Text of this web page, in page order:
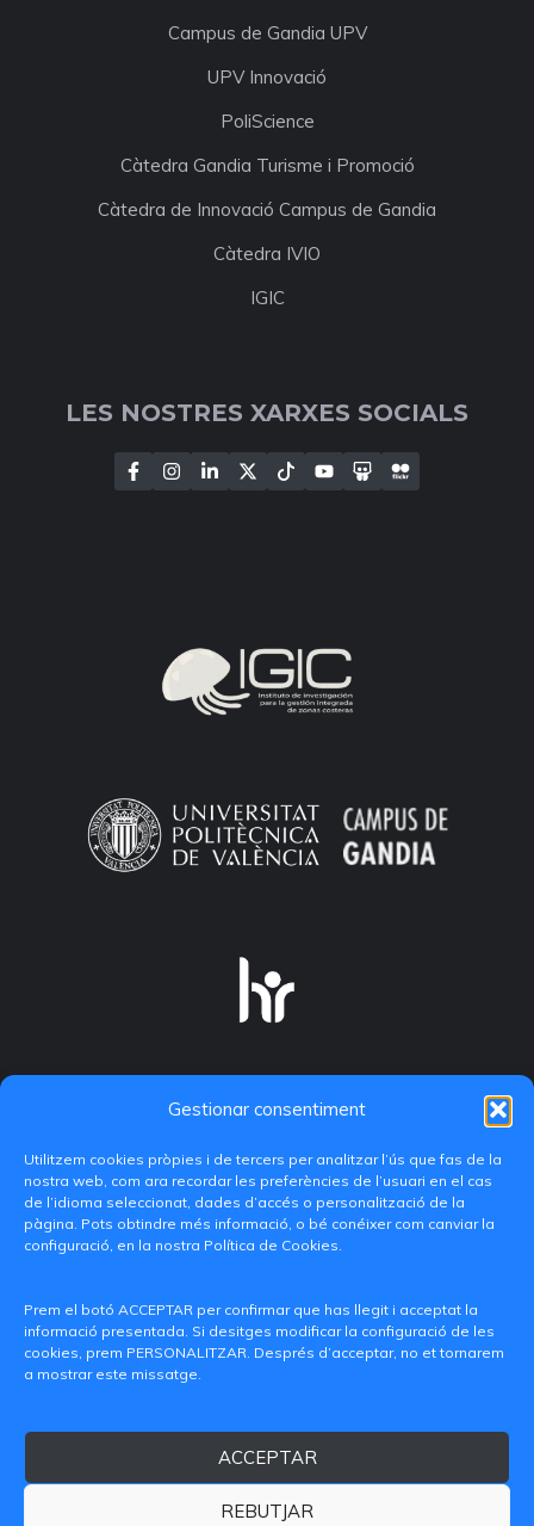
Gestionar consentiment
Utilitzem cookies pròpies i de tercers per analitzar l’ús que fas de la
nostra web, com ara recordar les preferències de l’usuari en el cas
de l’idioma seleccionat, dades d’accés o personalització de la
pàgina. Pots obtindre més informació, o bé conéixer com canviar la
configuració, en la nostra Política de Cookies.
Prem el botó ACCEPTAR per confirmar que has llegit i acceptat la
informació presentada. Si desitges modificar la configuració de les
cookies, prem PERSONALITZAR. Després d’acceptar, no et tornarem
a mostrar este missatge.
ACCEPTAR
REBUTJAR
Campus de Gandia UPV
UPV Innovació
PoliScience
Càtedra Gandia Turisme i Promoció
Càtedra de Innovació Campus de Gandia
Càtedra IVIO
IGIC
LES NOSTRES XARXES SOCIALS
C/ Paranimf, 1 - 46730 Grau de Gandia
+34 962849333
Avís legalPolítica de privacitat